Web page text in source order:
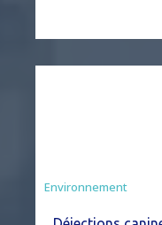
Environnement